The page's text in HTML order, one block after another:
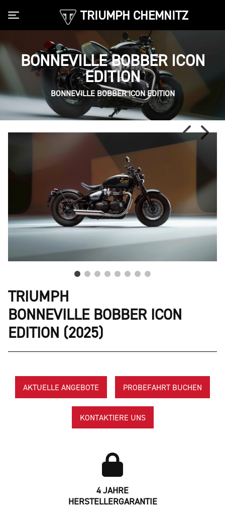
TRIUMPH CHEMNITZ
Toggle navigation
BONNEVILLE BOBBER ICON
EDITION
BONNEVILLE BOBBER ICON EDITION
TRIUMPH
BONNEVILLE BOBBER ICON
EDITION (2025)
PROBEFAHRT BUCHEN
AKTUELLE ANGEBOTE
KONTAKTIERE UNS
4 JAHRE
HERSTELLERGARANTIE